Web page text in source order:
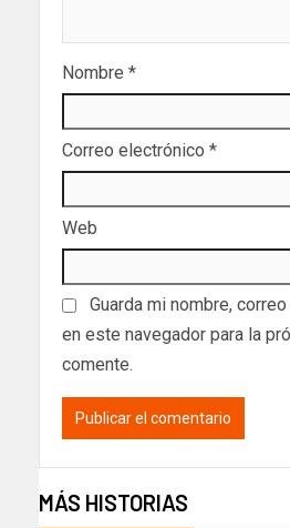
Nombre *
Correo electrónico *
Web
Guarda mi nombre,
en este navegador para la
comente.
MÁS HISTORIAS